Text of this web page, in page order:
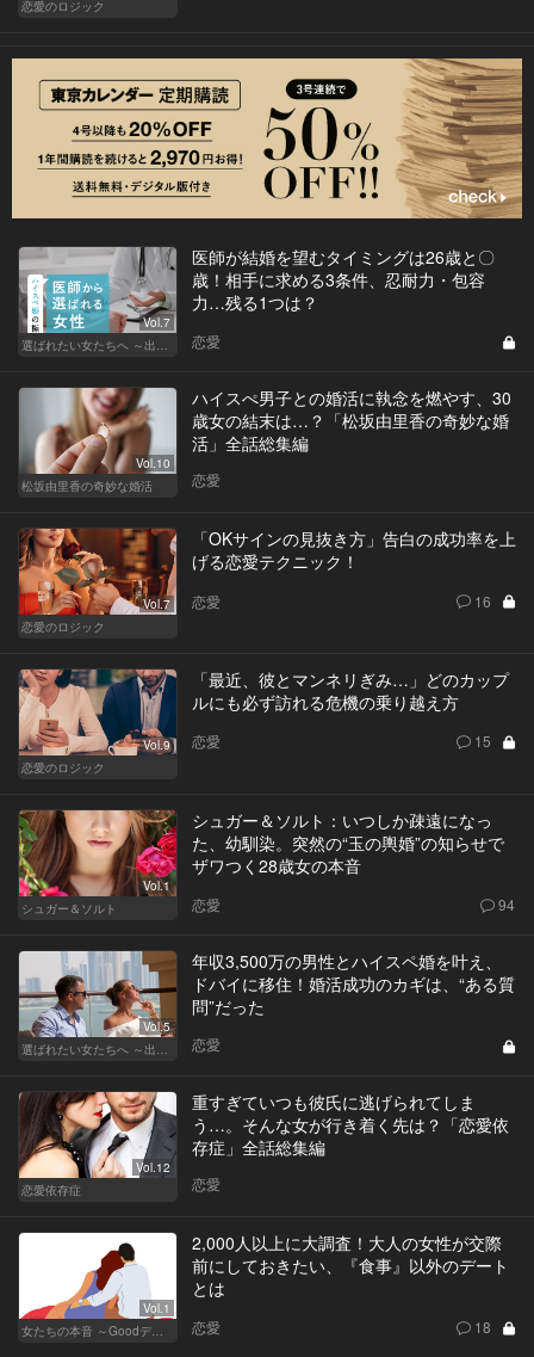
恋愛のロジック
Vol.7
選ばれたい女たちへ ～出会いから結婚まで～
医師が結婚を望むタイミングは26歳と〇
歳！相手に求める3条件、忍耐力・包容
力…残る1つは？
恋愛
Vol.10
松坂由里香の奇妙な婚活
ハイスぺ男子との婚活に執念を燃やす、30
歳女の結末は…？「松坂由里香の奇妙な婚
活」全話総集編
恋愛
Vol.7
恋愛のロジック
「OKサインの見抜き方」告白の成功率を上
げる恋愛テクニック！
恋愛 16
Vol.9
恋愛のロジック
「最近、彼とマンネリぎみ…」どのカップ
ルにも必ず訪れる危機の乗り越え方
恋愛 15
Vol.1
シュガー＆ソルト
シュガー＆ソルト：いつしか疎遠になっ
た、幼馴染。突然の“玉の輿婚”の知らせで
ザワつく28歳女の本音
恋愛 94
Vol.5
選ばれたい女たちへ ～出会いから結婚まで～
年収3,500万の男性とハイスペ婚を叶え、
ドバイに移住！婚活成功のカギは、“ある質
問”だった
恋愛
Vol.12
恋愛依存症
重すぎていつも彼氏に逃げられてしま
う…。そんな女が行き着く先は？「恋愛依
存症」全話総集編
恋愛
Vol.1
女たちの本音 ～Goodデート／Badデート～
2,000人以上に大調査！大人の女性が交際
前にしておきたい、『食事』以外のデート
とは
恋愛 18